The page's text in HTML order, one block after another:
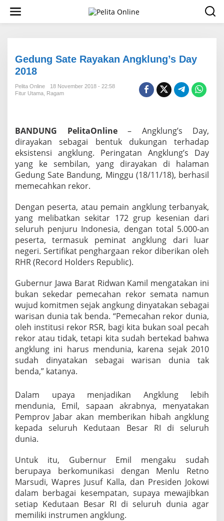
w
Gedung Sate Rayakan Angklung’s Day
2018
Pelita Online
18 November 2018 - 22:58
Fitur Utama Ragam
BANDUNG PelitaOnline– Angklung’s Day,
dirayakan sebagai bentuk dukungan terhadap
eksistensi angklung. Peringatan Angklung’s Day
yang ke sembilan, yang dirayakan di halaman
Gedung Sate Bandung, Minggu (18/11/18), berhasil
memecahkan rekor.
Dengan peserta, atau pemain angklung terbanyak,
yang melibatkan sekitar 172 grup kesenian dari
seluruh penjuru Indonesia, dengan total 5.000-an
peserta, termasuk peminat angklung dari luar
negeri. Sertifikat penghargaan rekor diberikan oleh
RHR (Record Holders Republic).
Gubernur Jawa Barat Ridwan Kamil mengatakan ini
bukan sekedar pemecahan rekor semata namun
wujud komitmen sejak angkung dinyatakan sebagai
warisan dunia tak benda. “Pemecahan rekor dunia,
oleh institusi rekor RSR, bagi kita bukan soal pecah
rekor atau tidak, tetapi kita sudah bertekad bahwa
angklung ini harus mendunia, karena sejak 2010
sudah dinyatakan sebagai warisan dunia tak
benda,” katanya.
Dalam upaya menjadikan Angklung lebih
mendunia, Emil, sapaan akrabnya, menyatakan
Pemprov Jabar akan memberikan hibah angklung
kepada seluruh Kedutaan Besar RI di seluruh
dunia.
Untuk itu, Gubernur Emil mengaku sudah
berupaya berkomunikasi dengan Menlu Retno
Marsudi, Wapres Jusuf Kalla, dan Presiden Jokowi
dalam berbagai kesempatan, supaya mewajibkan
setiap Kedutaan Besar RI di seluruh dunia agar
memiliki instrumen angklung.